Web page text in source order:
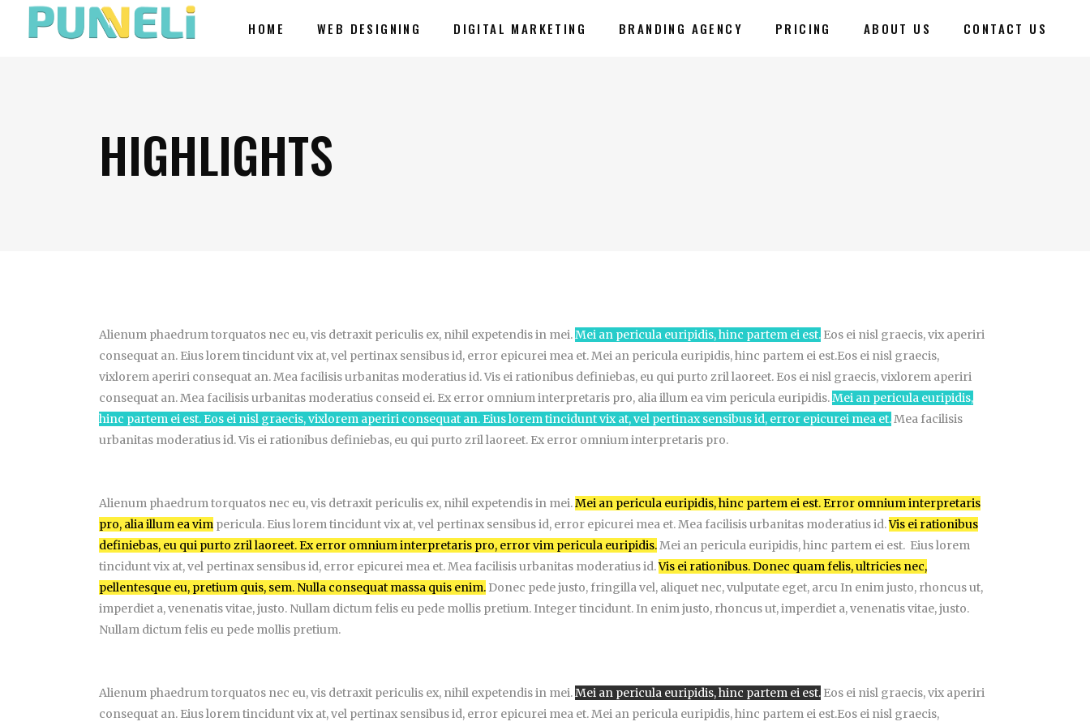
HOME WEB DESIGNING DIGITAL MARKETING BRANDING AGENCY PRICING ABOUT US CONTACT US
HIGHLIGHTS
Alienum phaedrum torquatos nec eu, vis detraxit periculis ex, nihil expetendis in mei.Mei an pericula euripidis, hinc partem ei est. Eos ei nisl graecis, vix aperiri
consequat an. Eius lorem tincidunt vix at, vel pertinax sensibus id, error epicurei mea et. Mei an pericula euripidis, hinc partem ei est.Eos ei nisl graecis,
vixlorem aperiri consequat an. Mea facilisis urbanitas moderatius id. Vis ei rationibus definiebas, eu qui purto zril laoreet. Eos ei nisl graecis, vixlorem aperiri
consequat an. Mea facilisis urbanitas moderatius conseid ei. Ex error omnium interpretaris pro, alia illum ea vim pericula euripidis.Mei an pericula euripidis,
hinc partem ei est. Eos ei nisl graecis, vixlorem aperiri consequat an. Eius lorem tincidunt vix at, vel pertinax sensibus id, error epicurei mea et.Mea facilisis
urbanitas moderatius id. Vis ei rationibus definiebas, eu qui purto zril laoreet. Ex error omnium interpretaris pro.
Alienum phaedrum torquatos nec eu, vis detraxit periculis ex, nihil expetendis in mei.Mei an pericula euripidis, hinc partem ei est. Error omnium interpretaris
pro, alia illum ea vim pericula. Eius lorem tincidunt vix at, vel pertinax sensibus id, error epicurei mea et. Mea facilisis urbanitas moderatius id.Vis ei rationibus
definiebas, eu qui purto zril laoreet. Ex error omnium interpretaris pro, error vim pericula euripidis.Mei an pericula euripidis, hinc partem ei est. Eius lorem
tincidunt vix at, vel pertinax sensibus id, error epicurei mea et. Mea facilisis urbanitas moderatius id.Vis ei rationibus. Donec quam felis, ultricies nec,
pellentesque eu, pretium quis, sem. Nulla consequat massa quis enim. Donec pede justo, fringilla vel, aliquet nec, vulputate eget, arcu In enim justo, rhoncus ut,
imperdiet a, venenatis vitae, justo. Nullam dictum felis eu pede mollis pretium. Integer tincidunt. In enim justo, rhoncus ut, imperdiet a, venenatis vitae, justo.
Nullam dictum felis eu pede mollis pretium.
Alienum phaedrum torquatos nec eu, vis detraxit periculis ex, nihil expetendis in mei.Mei an pericula euripidis, hinc partem ei est. Eos ei nisl graecis, vix aperiri
consequat an. Eius lorem tincidunt vix at, vel pertinax sensibus id, error epicurei mea et. Mei an pericula euripidis, hinc partem ei est.Eos ei nisl graecis,